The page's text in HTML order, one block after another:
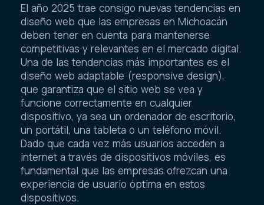
El año 2025 trae consigo nuevas tendencias en
diseño web que las empresas en Michoacán
deben tener en cuenta para mantenerse
competitivas y relevantes en el mercado digital.
Una de las tendencias más importantes es el
diseño web adaptable (responsive design),
que garantiza que el sitio web se vea y
funcione correctamente en cualquier
dispositivo, ya sea un ordenador de escritorio,
un portátil, una tableta o un teléfono móvil.
Dado que cada vez más usuarios acceden a
internet a través de dispositivos móviles, es
fundamental que las empresas ofrezcan una
experiencia de usuario óptima en estos
dispositivos.